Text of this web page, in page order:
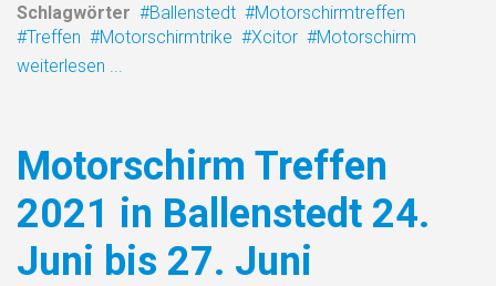
Schlagwörter
Ballenstedt
Motorschirmtreffen
Treffen
Motorschirmtrike Xcitor
Motorschirm
weiterlesen ...
Motorschirm Treffen
2021 in Ballenstedt 24.
Juni bis 27. Juni